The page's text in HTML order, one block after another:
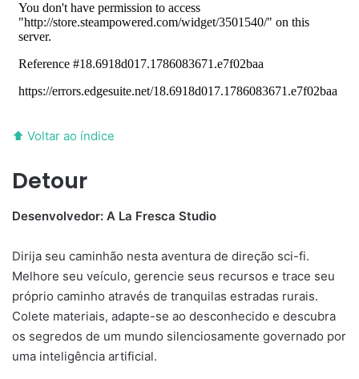
⬆ Voltar ao índice
Detour
Desenvolvedor: A La Fresca Studio
Dirija seu caminhão nesta aventura de direção sci-fi.
Melhore seu veículo, gerencie seus recursos e trace seu
próprio caminho através de tranquilas estradas rurais.
Colete materiais, adapte-se ao desconhecido e descubra
os segredos de um mundo silenciosamente governado por
uma inteligência artificial.